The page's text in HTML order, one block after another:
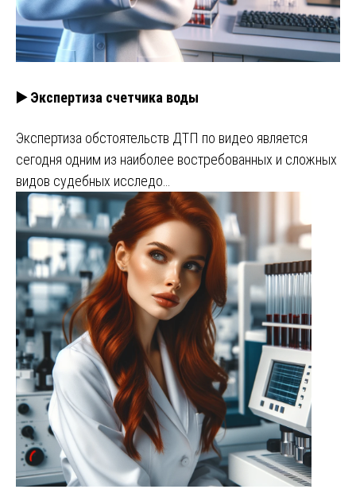
▶️ Экспертиза счетчика воды
Экспертиза обстоятельств ДТП по видео является
сегодня одним из наиболее востребованных и сложных
видов судебных исследо…